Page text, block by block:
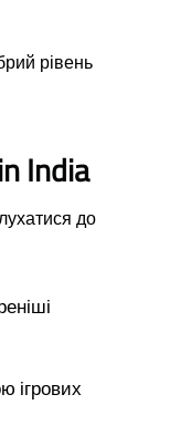
рівень
India
до
ігрових